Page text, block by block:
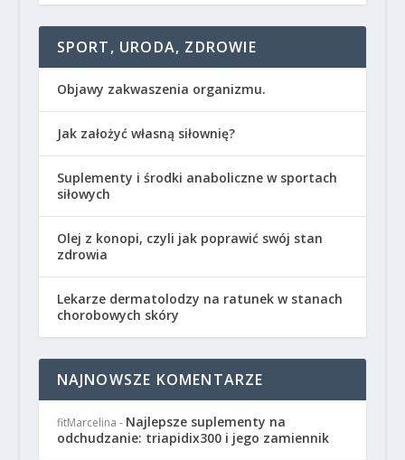
SPORT, URODA, ZDROWIE
Objawy zakwaszenia organizmu.
Jak założyć własną siłownię?
Suplementy i środki anaboliczne w sportach
siłowych
Olej z konopi, czyli jak poprawić swój stan
zdrowia
Lekarze dermatolodzy na ratunek w stanach
chorobowych skóry
NAJNOWSZE KOMENTARZE
fitMarcelina - Najlepsze suplementy na
odchudzanie: triapidix300 i jego zamiennik